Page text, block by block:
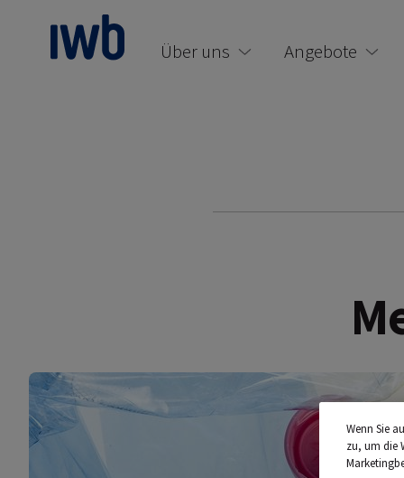
zum Main Content
Über uns
Angebote
Wenn Sie
zu, um die